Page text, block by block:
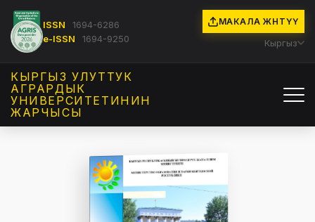
ISSN
1694-6286
e-ISSN
1694-9250
МАКАЛА ЖӨНӨТҮҮ
Кыргыз
КЫРГЫЗ УЛУТТУК
АГРАРДЫК
УНИВЕРСИТЕТИНИН
ЖАРЧЫСЫ